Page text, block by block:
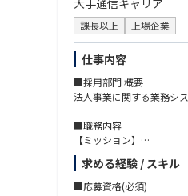
大手通信キャリア
課長以上 上場企業
仕事内容
■採用部門 概要
法人事業に関する業務シ
■職務内容
【ミッション】
法人データ・音声サービ
【主な業務】
求める経験 / スキル
■応募資格(必須)